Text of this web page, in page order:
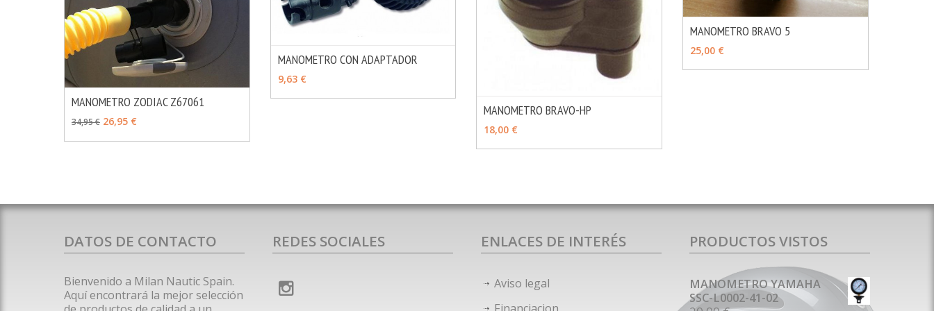
MANOMETRO ZODIAC Z67061
34,95 € 26,95 €
MANOMETRO CON ADAPTADOR
9,63 €
MANOMETRO BRAVO-HP
18,00 €
MANOMETRO BRAVO 5
25,00 €
DATOS DE CONTACTO
Bienvenido a Milan Nautic Spain.
Aquí encontrará la mejor selección
REDES SOCIALES ENLACES DE INTERÉS
Aviso legal
PRODUCTOS VISTOS
MANOMETRO YAMAHA
SSC-L0002-41-02